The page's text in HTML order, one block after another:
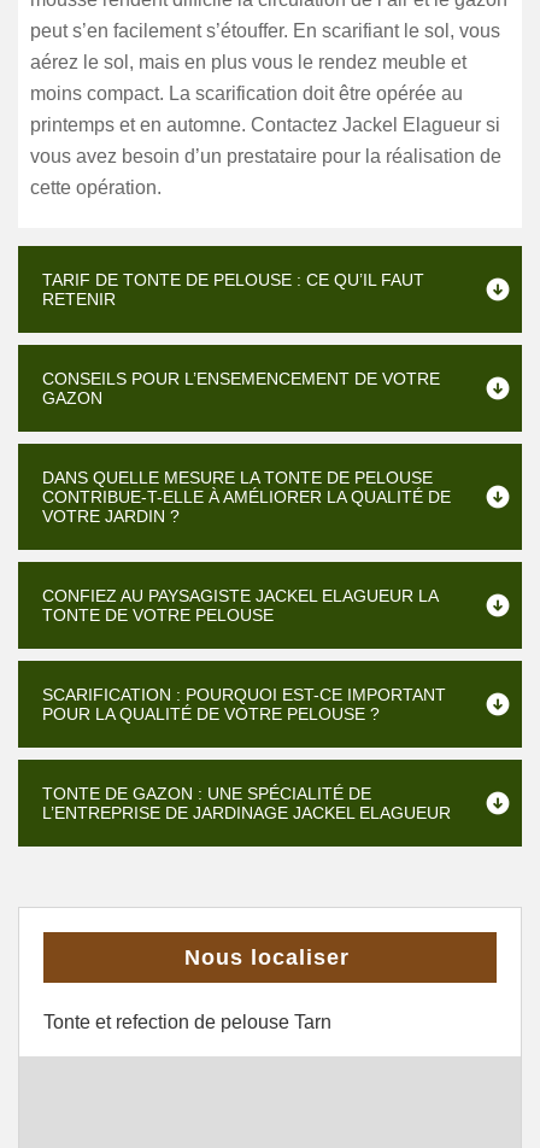
peut s’en facilement s’étouffer. En scarifiant le sol, vous
aérez le sol, mais en plus vous le rendez meuble et
moins compact. La scarification doit être opérée au
printemps et en automne. Contactez Jackel Elagueur si
vous avez besoin d’un prestataire pour la réalisation de
cette opération.
TARIF DE TONTE DE PELOUSE : CE QU’IL FAUT
RETENIR
CONSEILS POUR L’ENSEMENCEMENT DE VOTRE
GAZON
DANS QUELLE MESURE LA TONTE DE PELOUSE
CONTRIBUE-T-ELLE À AMÉLIORER LA QUALITÉ DE
VOTRE JARDIN ?
CONFIEZ AU PAYSAGISTE JACKEL ELAGUEUR LA
TONTE DE VOTRE PELOUSE
SCARIFICATION : POURQUOI EST-CE IMPORTANT
POUR LA QUALITÉ DE VOTRE PELOUSE ?
TONTE DE GAZON : UNE SPÉCIALITÉ DE
L’ENTREPRISE DE JARDINAGE JACKEL ELAGUEUR
Nous localiser
Tonte et refection de pelouse Tarn